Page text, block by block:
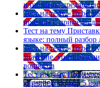
и примеры
Тест на тему «To be
правила и примеры
Тест на тему
языке: полный разбор
Тест на тему «To be
значение,
вопросов
Тест на тему
английский язык 5